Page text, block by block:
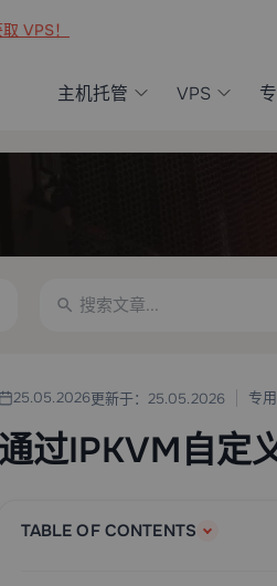
VPS！
主机托管 VPS
25.05.2026更新于：25.05.2026 专
过IPKVM自定
TABLE OF CONTENTS